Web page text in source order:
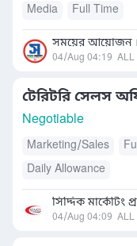
Media Full Time
সময়ের আয়োজন
04/Aug 04:19 ALL
টেরিটরি সেলস
Negotiable
Marketing/Sales
Daily Allowance
সিদ্দিক মার্কেটিং
04/Aug 04:09 ALL